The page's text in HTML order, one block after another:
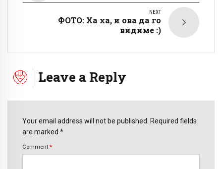
NEXT
ФОТО: Ха ха, и ова да го
видиме :)
Leave a Reply
Your email address will not be published. Required fields
are marked *
Comment *